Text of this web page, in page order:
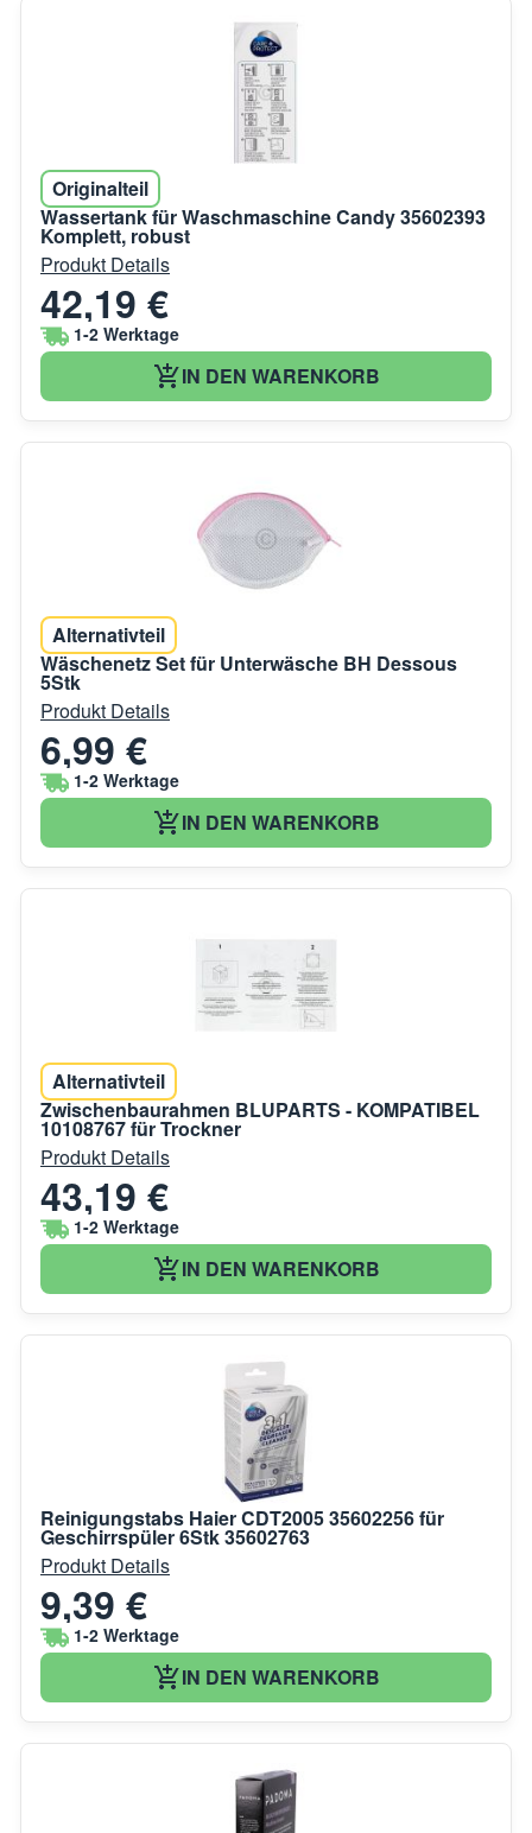
Originalteil
Wassertank für Waschmaschine Candy 35602393
Komplett, robust
Produkt Details
42,19 €
1-2 Werktage
IN DEN WARENKORB
Alternativteil
Wäschenetz Set für Unterwäsche BH Dessous
5Stk
Produkt Details
6,99 €
1-2 Werktage
IN DEN WARENKORB
Alternativteil
Zwischenbaurahmen BLUPARTS - KOMPATIBEL
10108767 für Trockner
Produkt Details
43,19 €
1-2 Werktage
IN DEN WARENKORB
Reinigungstabs Haier CDT2005 35602256 für
Geschirrspüler 6Stk 35602763
Produkt Details
9,39 €
1-2 Werktage
IN DEN WARENKORB